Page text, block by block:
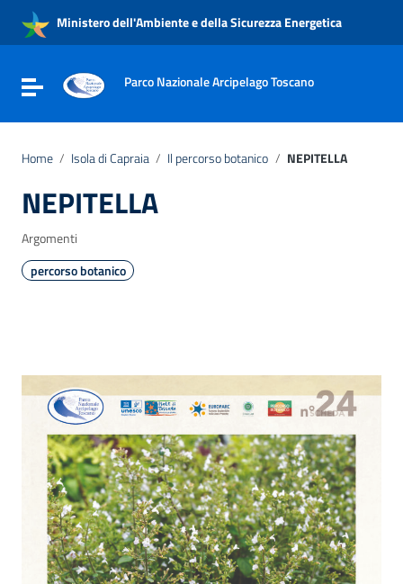
Vai al menu di navigazione
Vai al footer
Ministero dell'Ambiente e della Sicurezza Energetica
Attiva / disattiva la navigazione
Parco Nazionale Arcipelago Toscano
Home / Isola di Capraia / Il percorso botanico / NEPITELLA
NEPITELLA
Argomenti
percorso botanico